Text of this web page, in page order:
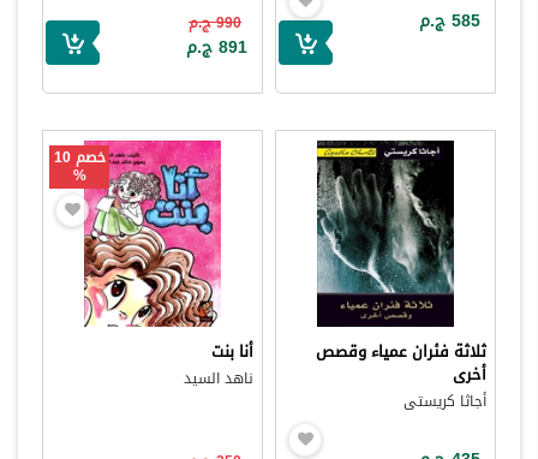
585 ج.م 990 ج.م
891 ج.م
ثلاثة فئران عمياء وقصص
أخرى
أجاثا كريستى
خصم 10
%
أنا بنت
ناهد السيد